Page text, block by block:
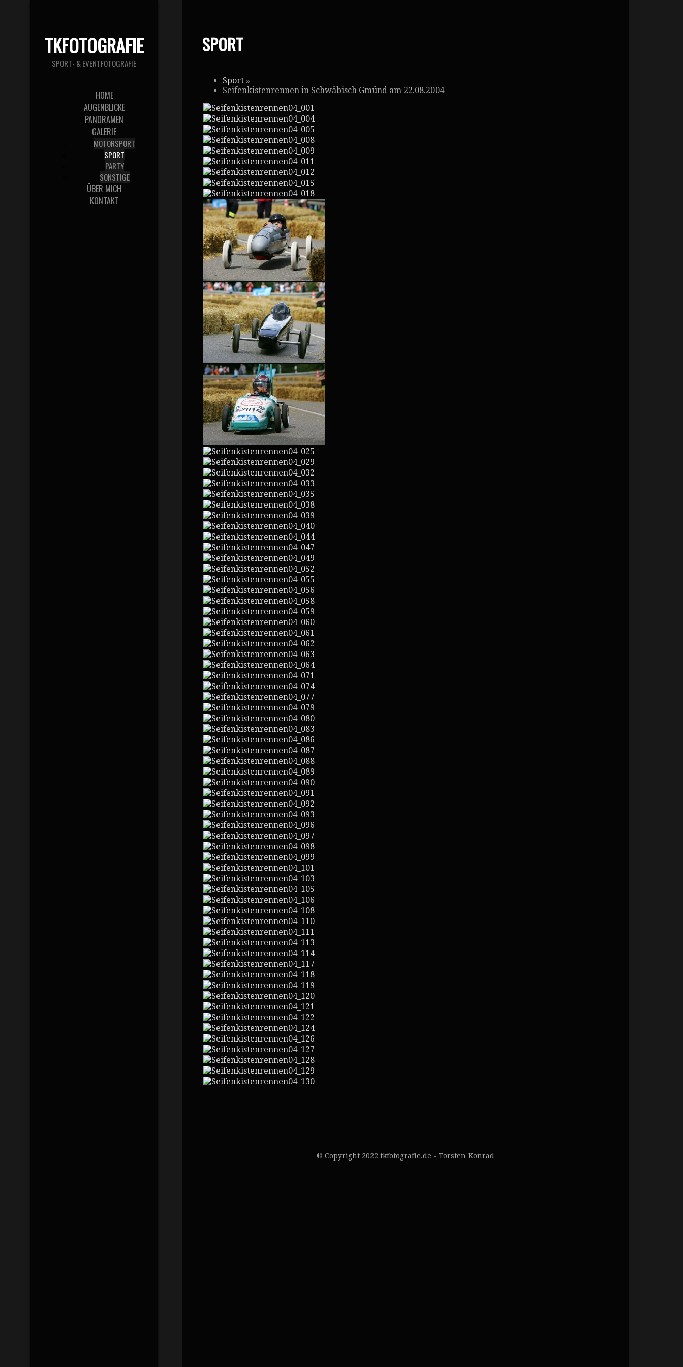
TKFOTOGRAFIE
SPORT- & EVENTFOTOGRAFIE
HOME
AUGENBLICKE
PANORAMEN
GALERIE
MOTORSPORT
SPORT
PARTY
SONSTIGE
ÜBER MICH
KONTAKT
SPORT
Sport »
Seifenkistenrennen in Schwäbisch Gmünd am 22.08.2004